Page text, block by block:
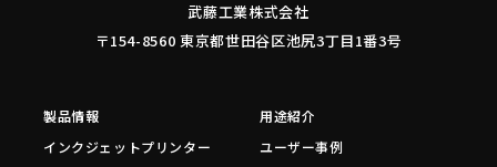
武藤工業株式会社
〒154-8560 東京都世田谷区池尻3丁目1番3号
製品情報
インクジェットプリンター
用途紹介
ユーザー事例